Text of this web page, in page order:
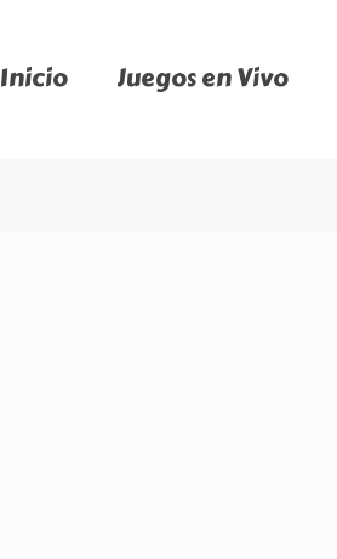
Inicio Juegos en Vivo